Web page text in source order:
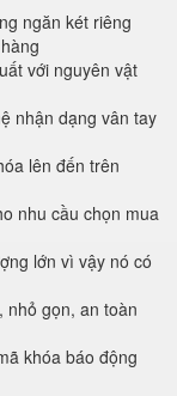
ngăn két riêng
với nguyên vật
nhận dạng vân tay
lên đến trên
nhu cầu chọn mua
lớn vì vậy nó có
nhỏ gọn, an toàn
khóa báo động